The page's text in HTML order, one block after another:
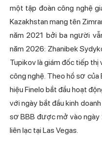
một tập đoàn công nghệ
Kazakhstan mang tên
năm 2021 bởi ba người
năm 2026: Zhanibek
Tupikov là giám đốc tiếp thị
công nghệ. Theo hồ sơ
hiệu Finelo bắt đầu hoạt
với ngày bắt đầu kinh
sơ BBB được mở vào
liên lạc tại Las Vegas.